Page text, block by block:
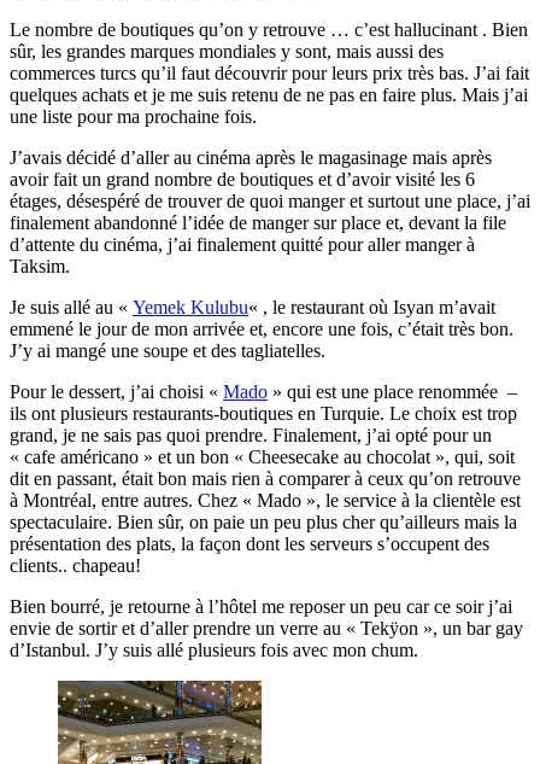
Le nombre de boutiques qu’on y retrouve … c’est hallucinant . Bien
sûr, les grandes marques mondiales y sont, mais aussi des
commerces turcs qu’il faut découvrir pour leurs prix très bas. J’ai fait
quelques achats et je me suis retenu de ne pas en faire plus. Mais j’ai
une liste pour ma prochaine fois.
J’avais décidé d’aller au cinéma après le magasinage mais après
avoir fait un grand nombre de boutiques et d’avoir visité les 6
étages, désespéré de trouver de quoi manger et surtout une place, j’ai
finalement abandonné l’idée de manger sur place et, devant la file
d’attente du cinéma, j’ai finalement quitté pour aller manger à
Taksim.
Je suis allé au « Yemek Kulubu« , le restaurant où Isyan m’avait
emmené le jour de mon arrivée et, encore une fois, c’était très bon.
J’y ai mangé une soupe et des tagliatelles.
Pour le dessert, j’ai choisi « Mado » qui est une place renommée –
ils ont plusieurs restaurants-boutiques en Turquie. Le choix est trop
grand, je ne sais pas quoi prendre. Finalement, j’ai opté pour un
« cafe américano » et un bon « Cheesecake au chocolat », qui, soit
dit en passant, était bon mais rien à comparer à ceux qu’on retrouve
à Montréal, entre autres. Chez « Mado », le service à la clientèle est
spectaculaire. Bien sûr, on paie un peu plus cher qu’ailleurs mais la
présentation des plats, la façon dont les serveurs s’occupent des
clients.. chapeau!
Bien bourré, je retourne à l’hôtel me reposer un peu car ce soir j’ai
envie de sortir et d’aller prendre un verre au « Tekÿon », un bar gay
d’Istanbul. J’y suis allé plusieurs fois avec mon chum.